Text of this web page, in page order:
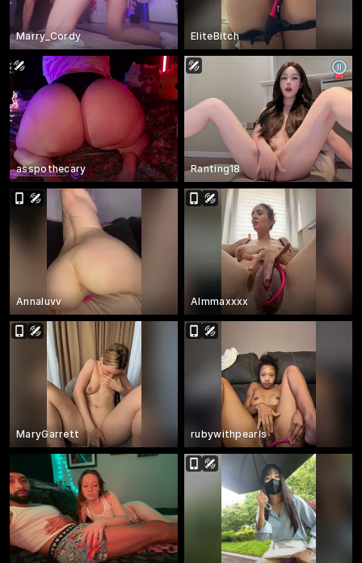
Marry_Cordy EliteBitch
asspothecary Ranting18
Annaluvv Almmaxxxx
MaryGarrett rubywithpearls